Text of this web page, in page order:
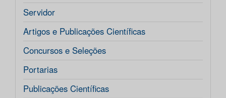
Servidor
Artigos e Publicações Científicas
Concursos e Seleções
Portarias
Publicações Científicas